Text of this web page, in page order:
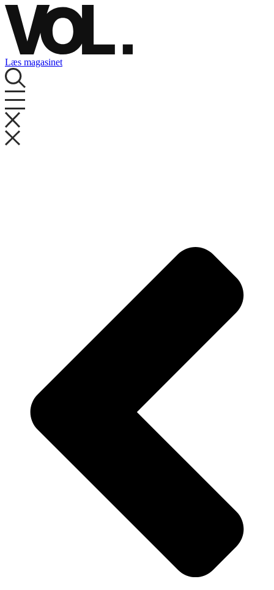
Videre
til
indhold
Læs magasinet